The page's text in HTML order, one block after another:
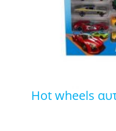
hot wheels αυτοκινητάκια σετ των 10